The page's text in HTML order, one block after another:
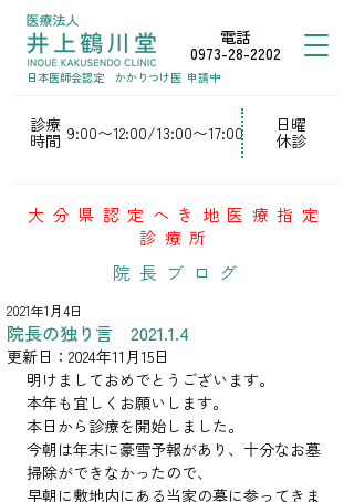
電話
0973-28-2202
診療
時間 9:00〜12:00/13:00〜17:00 日曜
休診
日本医師会認定 かかりつけ医 申請中
大分県認定へき地医療指定
診療所
院長ブログ
院長の独り言 2021.1.4
2021年1月4日
更新日： 2024年11月15日
明けましておめでとうございます。
本年も宜しくお願いします。
本日から診療を開始しました。
今朝は年末に豪雪予報があり、十分なお墓
掃除ができなかったので、
早朝に敷地内にある当家の墓に参ってきま